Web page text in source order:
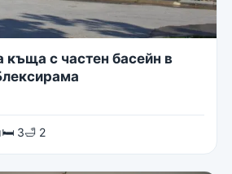
къща с частен басейн в
🛏 3🛁 2